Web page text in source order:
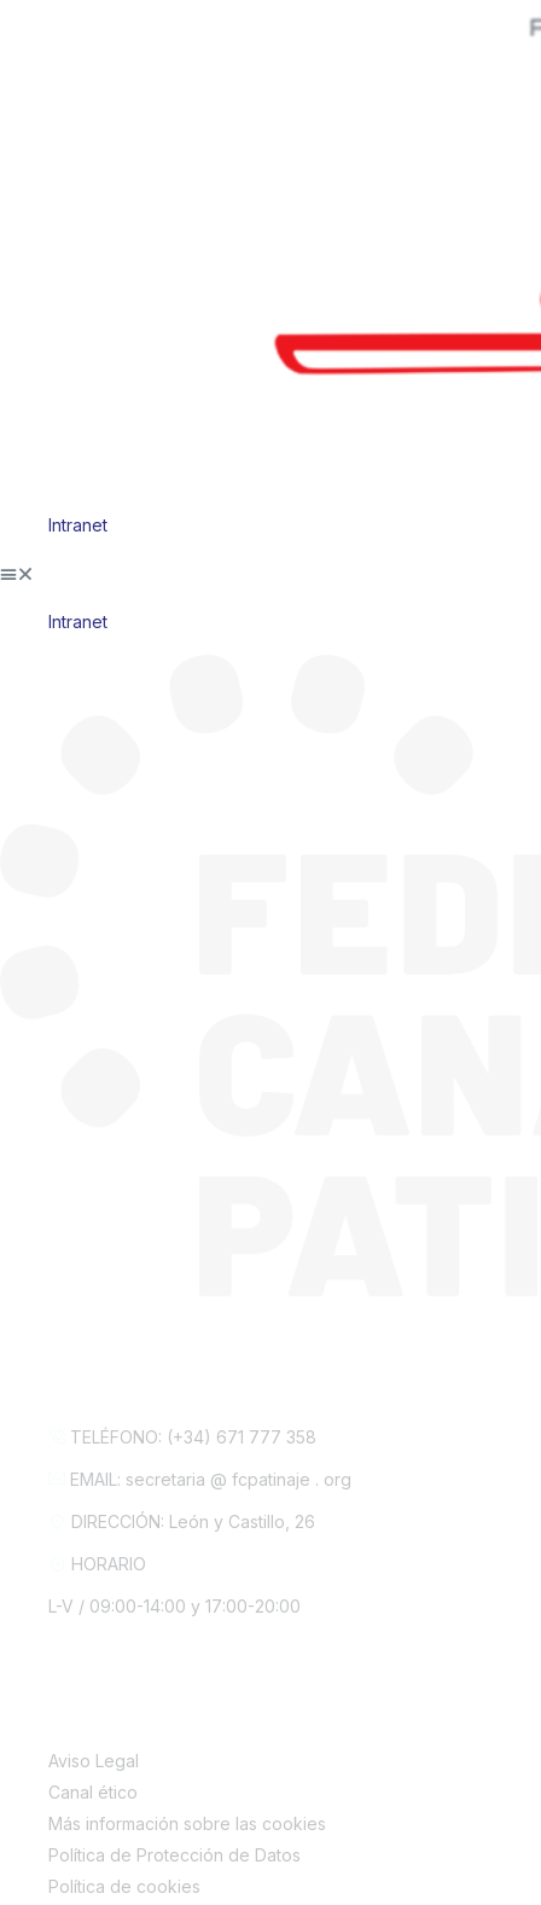
Intranet
Intranet
TELÉFONO: (+34) 671 777 358
EMAIL: secretaria @ fcpatinaje . org
DIRECCIÓN: León y Castillo, 26
HORARIO
L-V / 09:00-14:00 y 17:00-20:00
Aviso Legal
Canal ético
Más información sobre las cookies
Política de Protección de Datos
Política de cookies